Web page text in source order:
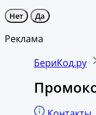
Нет Да
Реклама
БериКод.ру